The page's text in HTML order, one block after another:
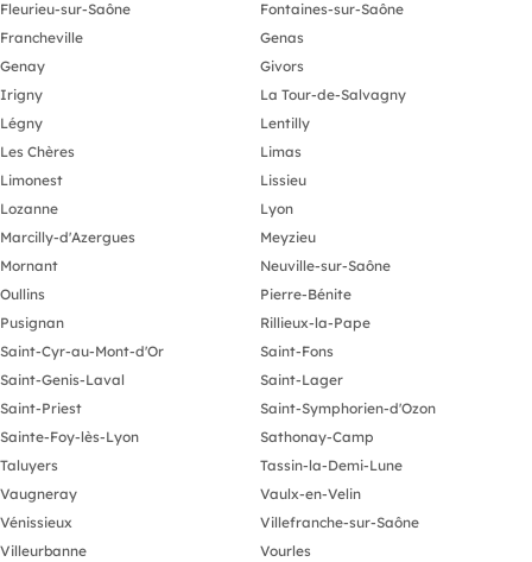
Fleurieu-sur-Saône
Fontaines-sur-Saône
Francheville
Genas
Genay
Givors
Irigny
La Tour-de-Salvagny
Légny
Lentilly
Les Chères
Limas
Limonest
Lissieu
Lozanne
Lyon
Marcilly-d'Azergues
Meyzieu
Mornant
Neuville-sur-Saône
Oullins
Pierre-Bénite
Pusignan
Rillieux-la-Pape
Saint-Cyr-au-Mont-d'Or
Saint-Fons
Saint-Genis-Laval
Saint-Lager
Saint-Priest
Saint-Symphorien-d'Ozon
Sainte-Foy-lès-Lyon
Sathonay-Camp
Taluyers
Tassin-la-Demi-Lune
Vaugneray
Vaulx-en-Velin
Vénissieux
Villefranche-sur-Saône
Villeurbanne
Vourles